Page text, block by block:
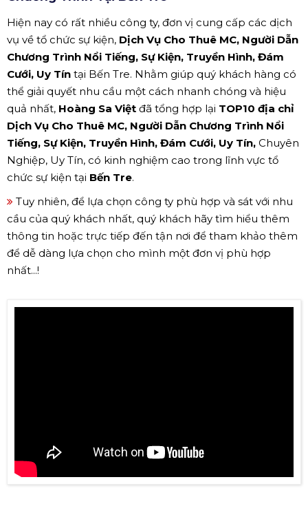
Hiện nay có rất nhiều công ty, đơn vị cung cấp các dịch
vụ về tổ chức sự kiện, Dịch Vụ Cho Thuê MC, Người Dẫn
Chương Trình Nổi Tiếng, Sự Kiện, Truyền Hình, Đám
Cưới, Uy Tín tại Bến Tre. Nhằm giúp quý khách hàng có
thể giải quyết nhu cầu một cách nhanh chóng và hiệu
quả nhất, Hoàng Sa Việt đã tổng hợp lại TOP10 địa chỉ
Dịch Vụ Cho Thuê MC, Người Dẫn Chương Trình Nổi
Tiếng, Sự Kiện, Truyền Hình, Đám Cưới, Uy Tín, Chuyên
Nghiệp, Uy Tín, có kinh nghiệm cao trong lĩnh vực tổ
chức sự kiện tại Bến Tre.
Tuy nhiên, để lựa chọn công ty phù hợp và sát với nhu
cầu của quý khách nhất, quý khách hãy tìm hiểu thêm
thông tin hoặc trực tiếp đến tận nơi để tham khảo thêm
để dễ dàng lựa chọn cho mình một đơn vị phù hợp
nhất...!